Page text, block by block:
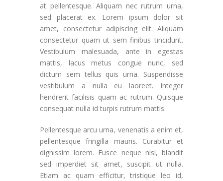
at pellentesque. Aliquam nec rutrum urna,
sed placerat ex. Lorem ipsum dolor sit
amet, consectetur adipiscing elit. Aliquam
consectetur quam ut sem finibus tincidunt.
Vestibulum malesuada, ante in egestas
mattis, lacus metus congue nunc, sed
dictum sem tellus quis urna. Suspendisse
vestibulum a nulla eu laoreet. Integer
hendrerit facilisis quam ac rutrum. Quisque
consequat nulla id turpis rutrum mattis.
Pellentesque arcu urna, venenatis a enim et,
pellentesque fringilla mauris. Curabitur et
dignissim lorem. Fusce neque nisl, blandit
sed imperdiet sit amet, suscipit ut nulla.
Etiam ac quam efficitur, tristique leo id,